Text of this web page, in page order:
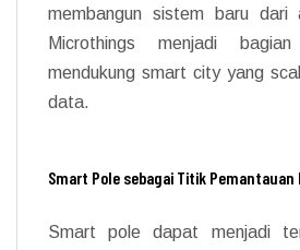
membangun sistem baru dari
Microthings menjadi
mendukung smart city yang
data.
Smart Pole sebagai Titik
Smart pole dapat menjadi